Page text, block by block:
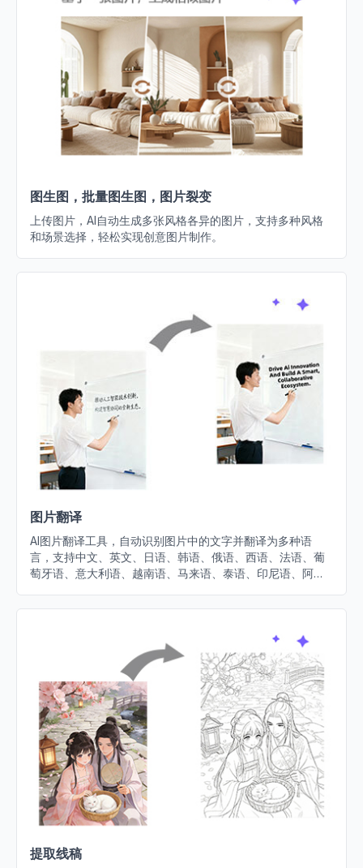
图生图，批量图生图，图片裂变
上传图片，AI自动生成多张风格各异的图片，支持多种风格
和场景选择，轻松实现创意图片制作。
图片翻译
AI图片翻译工具，自动识别图片中的文字并翻译为多种语
言，支持中文、英文、日语、韩语、俄语、西语、法语、葡
萄牙语、意大利语、越南语、马来语、泰语、印尼语、阿拉
提取线稿